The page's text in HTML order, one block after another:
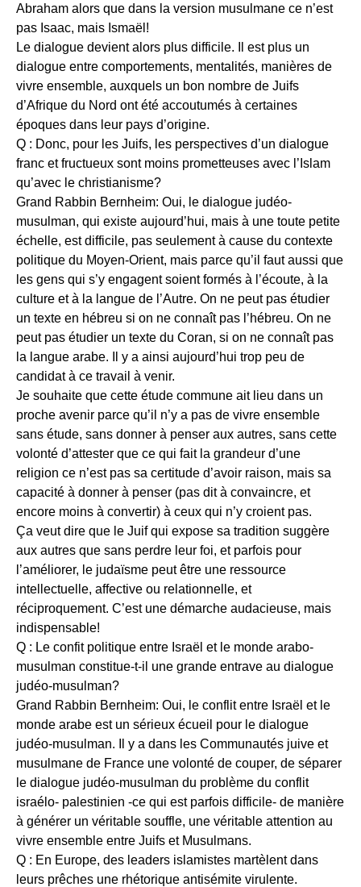
Abraham alors que dans la version musulmane ce n’est
pas Isaac, mais Ismaël!
Le dialogue devient alors plus difficile. Il est plus un
dialogue entre comportements, mentalités, manières de
vivre ensemble, auxquels un bon nombre de Juifs
d’Afrique du Nord ont été accoutumés à certaines
époques dans leur pays d’origine.
Q : Donc, pour les Juifs, les perspectives d’un dialogue
franc et fructueux sont moins prometteuses avec l’Islam
qu’avec le christianisme?
Grand Rabbin Bernheim: Oui, le dialogue judéo-
musulman, qui existe aujourd’hui, mais à une toute petite
échelle, est difficile, pas seulement à cause du contexte
politique du Moyen-Orient, mais parce qu’il faut aussi que
les gens qui s’y engagent soient formés à l’écoute, à la
culture et à la langue de l’Autre. On ne peut pas étudier
un texte en hébreu si on ne connaît pas l’hébreu. On ne
peut pas étudier un texte du Coran, si on ne connaît pas
la langue arabe. Il y a ainsi aujourd’hui trop peu de
candidat à ce travail à venir.
Je souhaite que cette étude commune ait lieu dans un
proche avenir parce qu’il n’y a pas de vivre ensemble
sans étude, sans donner à penser aux autres, sans cette
volonté d’attester que ce qui fait la grandeur d’une
religion ce n’est pas sa certitude d’avoir raison, mais sa
capacité à donner à penser (pas dit à convaincre, et
encore moins à convertir) à ceux qui n’y croient pas.
Ça veut dire que le Juif qui expose sa tradition suggère
aux autres que sans perdre leur foi, et parfois pour
l’améliorer, le judaïsme peut être une ressource
intellectuelle, affective ou relationnelle, et
réciproquement. C’est une démarche audacieuse, mais
indispensable!
Q : Le confit politique entre Israël et le monde arabo-
musulman constitue-t-il une grande entrave au dialogue
judéo-musulman?
Grand Rabbin Bernheim: Oui, le conflit entre Israël et le
monde arabe est un sérieux écueil pour le dialogue
judéo-musulman. Il y a dans les Communautés juive et
musulmane de France une volonté de couper, de séparer
le dialogue judéo-musulman du problème du conflit
israélo- palestinien -ce qui est parfois difficile- de manière
à générer un véritable souffle, une véritable attention au
vivre ensemble entre Juifs et Musulmans.
Q : En Europe, des leaders islamistes martèlent dans
leurs prêches une rhétorique antisémite virulente.